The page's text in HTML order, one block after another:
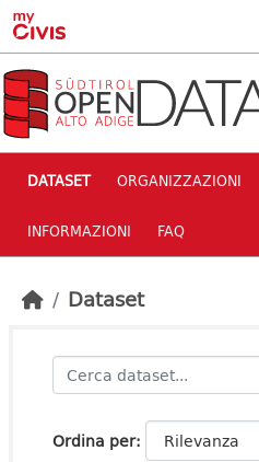
Skip to main content
DATASET ORGANIZZAZIONI
INFORMAZIONI FAQ
Dataset
Ordina per